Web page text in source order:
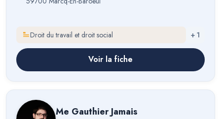
Droit du travail et droit social + 1
Voir la fiche
Me Gauthier Jamais